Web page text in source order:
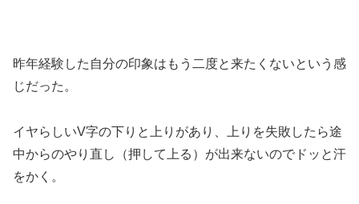
昨年経験した自分の印象はもう二度と来たくないという感
じだった。
イヤらしいV字の下りと上りがあり、上りを失敗したら途
中からのやり直し（押して上る）が出来ないのでドッと汗
をかく。